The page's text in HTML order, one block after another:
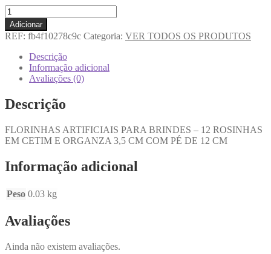
Adicionar
REF: fb4f10278c9c Categoria: VER TODOS OS PRODUTOS
Descrição
Informação adicional
Avaliações (0)
Descrição
FLORINHAS ARTIFICIAIS PARA BRINDES – 12 ROSINHAS
EM CETIM E ORGANZA 3,5 CM COM PÉ DE 12 CM
Informação adicional
Peso 0.03 kg
Avaliações
Ainda não existem avaliações.